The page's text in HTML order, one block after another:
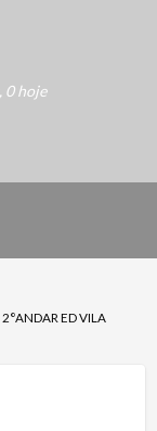
0 hoje
ED VILA